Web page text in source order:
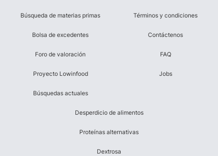
Búsqueda de materias primas
Bolsa de excedentes
Foro de valoración
Proyecto Lowinfood
Búsquedas actuales
Términos y condiciones
Contáctenos
FAQ
Jobs
Desperdicio de alimentos
Proteínas alternativas
Dextrosa